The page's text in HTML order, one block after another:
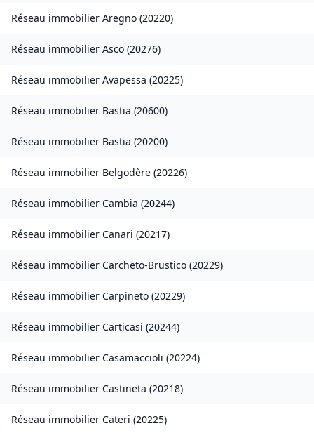
Réseau immobilier Aregno (20220)
Réseau immobilier Asco (20276)
Réseau immobilier Avapessa (20225)
Réseau immobilier Bastia (20600)
Réseau immobilier Bastia (20200)
Réseau immobilier Belgodère (20226)
Réseau immobilier Cambia (20244)
Réseau immobilier Canari (20217)
Réseau immobilier Carcheto-Brustico (20229)
Réseau immobilier Carpineto (20229)
Réseau immobilier Carticasi (20244)
Réseau immobilier Casamaccioli (20224)
Réseau immobilier Castineta (20218)
Réseau immobilier Cateri (20225)